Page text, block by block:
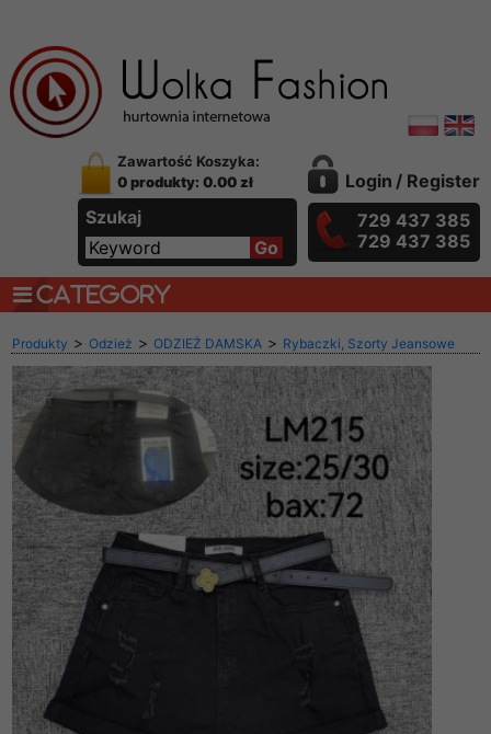
Zawartość Koszyka:
0 produkty: 0.00 zł
Szukaj
Login / Register
729 437 385
729 437 385
CATEGORY
Produkty > Odzież > ODZIEŻ DAMSKA > Rybaczki, Szorty Jeansowe